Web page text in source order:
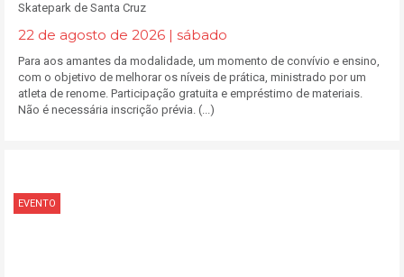
Skatepark de Santa Cruz
22 de agosto de 2026 | sábado
Para aos amantes da modalidade, um momento de convívio e ensino,
com o objetivo de melhorar os níveis de prática, ministrado por um
atleta de renome. Participação gratuita e empréstimo de materiais.
Não é necessária inscrição prévia. (...)
EVENTO